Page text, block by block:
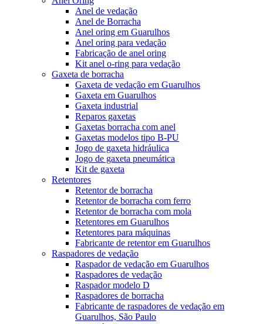
Anel de vedação
Anel de Borracha
Anel oring em Guarulhos
Anel oring para vedação
Fabricação de anel oring
Kit anel o-ring para vedação
Gaxeta de borracha
Gaxeta de vedação em Guarulhos
Gaxeta em Guarulhos
Gaxeta industrial
Reparos gaxetas
Gaxetas borracha com anel
Gaxetas modelos tipo B-PU
Jogo de gaxeta hidráulica
Jogo de gaxeta pneumática
Kit de gaxeta
Retentores
Retentor de borracha
Retentor de borracha com ferro
Retentor de borracha com mola
Retentores em Guarulhos
Retentores para máquinas
Fabricante de retentor em Guarulhos
Raspadores de vedação
Raspador de vedação em Guarulhos
Raspadores de vedação
Raspador modelo D
Raspadores de borracha
Fabricante de raspadores de vedação em
Guarulhos, São Paulo